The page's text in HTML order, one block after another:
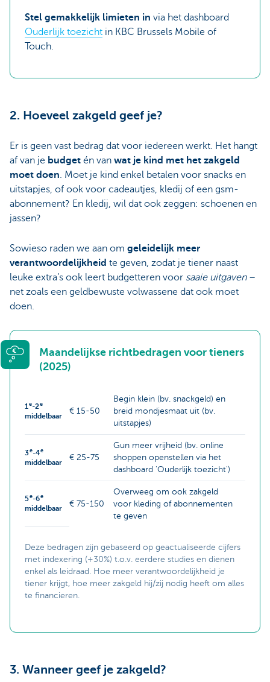
Stel gemakkelijk limieten in via het dashboard
Ouderlijk toezicht in KBC Brussels Mobile of
Touch.
2. Hoeveel zakgeld geef je?
Er is geen vast bedrag dat voor iedereen werkt. Het hangt
af van je budget én van wat je kind met het zakgeld
moet doen. Moet je kind enkel betalen voor snacks en
uitstapjes, of ook voor cadeautjes, kledij of een gsm-
abonnement? En kledij, wil dat ook zeggen: schoenen en
jassen?
Sowieso raden we aan om geleidelijk meer
verantwoordelijkheid te geven, zodat je tiener naast
leuke extra’s ook leert budgetteren voor saaie uitgaven–
net zoals een geldbewuste volwassene dat ook moet
doen.
Maandelijkse richtbedragen voor tieners
(2025)
1 e-2e
middelbaar
€ 15-50
Begin klein (bv. snackgeld) en
breid mondjesmaat uit (bv.
uitstapjes)
3e-4e
middelbaar
€ 25-75
Gun meer vrijheid (bv. online
shoppen openstellen via het
dashboard 'Ouderlijk toezicht')
5e-6e
middelbaar € 75-150
Overweeg om ook zakgeld
voor kleding of abonnementen
te geven
Deze bedragen zijn gebaseerd op geactualiseerde cijfers
met indexering (+30%) t.o.v. eerdere studies en dienen
enkel als leidraad. Hoe meer verantwoordelijkheid je
tiener krijgt, hoe meer zakgeld hij/zij nodig heeft om alles
te financieren.
3. Wanneer geef je zakgeld?